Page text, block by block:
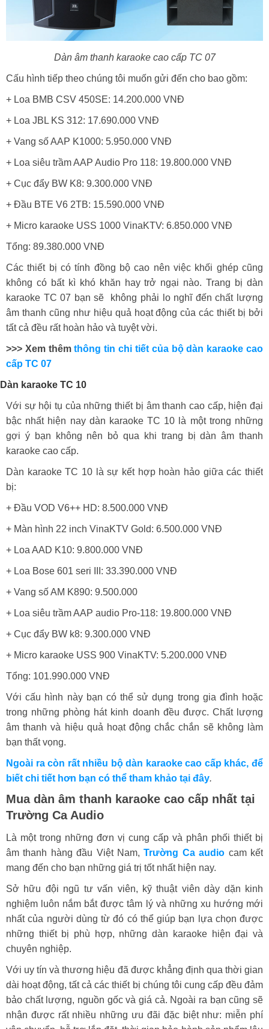
Dàn âm thanh karaoke cao cấp TC 07
Cấu hình tiếp theo chúng tôi muốn gửi đến cho bao gồm:
+ Loa BMB CSV 450SE: 14.200.000 VNĐ
+ Loa JBL KS 312: 17.690.000 VNĐ
+ Vang số AAP K1000: 5.950.000 VNĐ
+ Loa siêu trầm AAP Audio Pro 118: 19.800.000 VNĐ
+ Cục đẩy BW K8: 9.300.000 VNĐ
+ Đầu BTE V6 2TB: 15.590.000 VNĐ
+ Micro karaoke USS 1000 VinaKTV: 6.850.000 VNĐ
Tổng: 89.380.000 VNĐ
Các thiết bị có tính đồng bộ cao nên việc khối ghép cũng
không có bất kì khó khăn hay trở ngại nào. Trang bị dàn
karaoke TC 07 bạn sẽ không phải lo nghĩ đến chất lượng
âm thanh cũng như hiệu quả hoạt động của các thiết bị bởi
tất cả đều rất hoàn hảo và tuyệt vời.
>>> Xem thêmthông tin chi tiết của bộ dàn karaoke cao
cấp TC 07
Dàn karaoke TC 10
Với sự hội tụ của những thiết bị âm thanh cao cấp, hiện đại
bậc nhất hiện nay dàn karaoke TC 10 là một trong những
gợi ý bạn không nên bỏ qua khi trang bị dàn âm thanh
karaoke cao cấp.
Dàn karaoke TC 10 là sự kết hợp hoàn hảo giữa các thiết
bị:
+ Đầu VOD V6++ HD: 8.500.000 VNĐ
+ Màn hình 22 inch VinaKTV Gold: 6.500.000 VNĐ
+ Loa AAD K10: 9.800.000 VNĐ
+ Loa Bose 601 seri III: 33.390.000 VNĐ
+ Vang số AM K890: 9.500.000
+ Loa siêu trầm AAP audio Pro-118: 19.800.000 VNĐ
+ Cục đẩy BW k8: 9.300.000 VNĐ
+ Micro karaoke USS 900 VinaKTV: 5.200.000 VNĐ
Tổng: 101.990.000 VNĐ
Với cấu hình này bạn có thể sử dụng trong gia đình hoặc
trong những phòng hát kinh doanh đều được. Chất lượng
âm thanh và hiệu quả hoạt động chắc chắn sẽ không làm
bạn thất vọng.
Ngoài ra còn rất nhiều bộ dàn karaoke cao cấp khác, để
biết chi tiết hơn bạn có thể tham khảo tại đây.
Mua dàn âm thanh karaoke cao cấp nhất tại
Trường Ca Audio
Là một trong những đơn vị cung cấp và phân phối thiết bị
âm thanh hàng đầu Việt Nam,Trường Ca audio cam kết
mang đến cho bạn những giá trị tốt nhất hiện nay.
Sở hữu đội ngũ tư vấn viên, kỹ thuật viên dày dặn kinh
nghiệm luôn nắm bắt được tâm lý và những xu hướng mới
nhất của người dùng từ đó có thể giúp bạn lựa chọn được
những thiết bị phù hợp, những dàn karaoke hiện đại và
chuyên nghiệp.
Với uy tín và thương hiệu đã được khẳng định qua thời gian
dài hoạt động, tất cả các thiết bị chúng tôi cung cấp đều đảm
bảo chất lượng, nguồn gốc và giá cả. Ngoài ra bạn cũng sẽ
nhận được rất nhiều những ưu đãi đặc biệt như: miễn phí